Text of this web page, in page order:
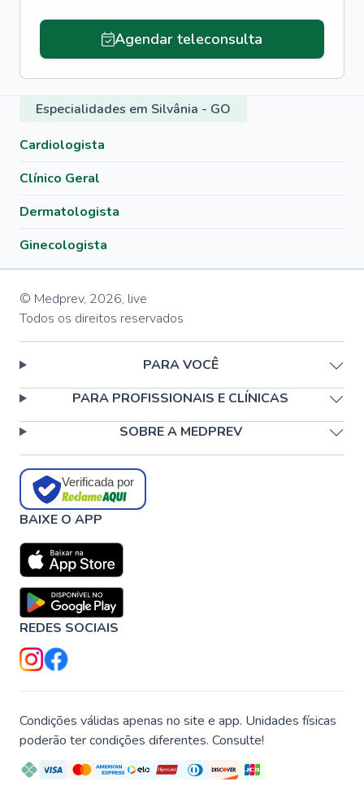
Agendar teleconsulta
Especialidades em Silvânia - GO
Cardiologista
Clínico Geral
Dermatologista
Ginecologista
© Medprev, 2026, live
Todos os direitos reservados
PARA VOCÊ
PARA PROFISSIONAIS E CLÍNICAS
SOBRE A MEDPREV
Verificada por
BAIXE O APP
REDES SOCIAIS
Condições válidas apenas no site e app. Unidades físicas
poderão ter condições diferentes. Consulte!